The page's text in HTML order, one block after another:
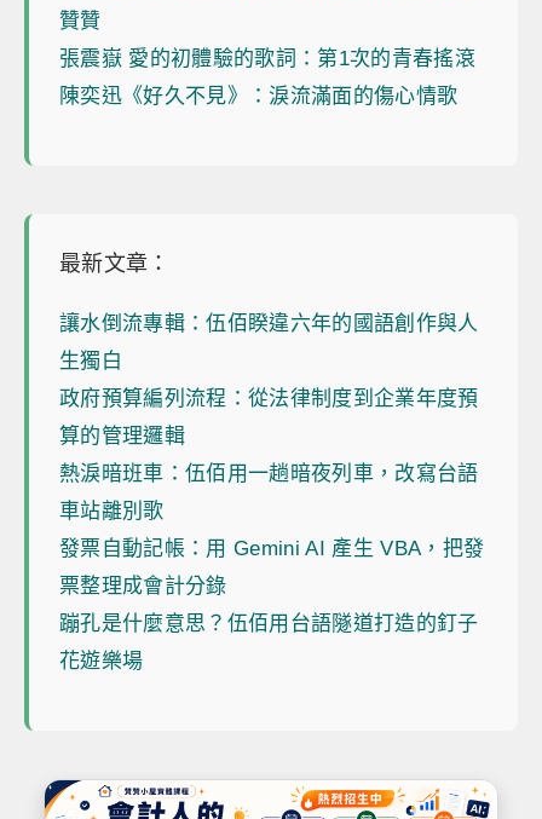
贊贊
張震嶽 愛的初體驗的歌詞：第1次的青春搖滾
陳奕迅《好久不見》：淚流滿面的傷心情歌
最新文章：
讓水倒流專輯：伍佰睽違六年的國語創作與人
生獨白
政府預算編列流程：從法律制度到企業年度預
算的管理邏輯
熱淚暗班車：伍佰用一趟暗夜列車，改寫台語
車站離別歌
發票自動記帳：用 Gemini AI 產生 VBA，把發
票整理成會計分錄
蹦孔是什麼意思？伍佰用台語隧道打造的釘子
花遊樂場